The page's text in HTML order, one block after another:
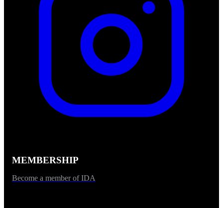
MEMBERSHIP
Become a member of IDA